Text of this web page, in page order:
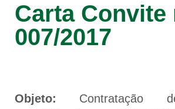
Carta Convite
007/2017
Objeto: Contratação